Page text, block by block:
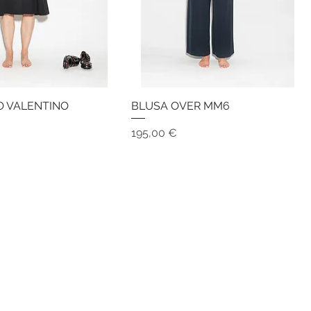
Vista rapida
VALENTINO
Vista rapida
BLUSA OVER MM6
Prezzo
195,00 €